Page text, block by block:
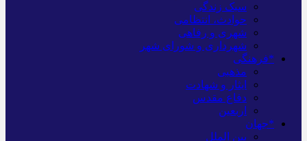
سبک زندگی
حوادث، انتظامی
شهری و رفاهی
شهرداری و شورای شهر
*فرهنگی
مذهبی
ایثار و شهادت
دفاع مقدس
اربعین
*جهان
بین الملل